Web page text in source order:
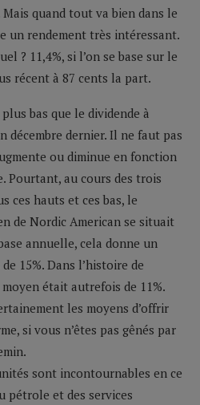
Mais quand tout va bien dans le
un rendement très intéressant.
? 11,4%, si l’on se base sur le
récent à 87 cents la part.
bas que le dividende à
décembre dernier. Il ne faut pas
ou diminue en fonction
Pourtant, au cours des trois
ces hauts et ces bas, le
de Nordic American se situait
annuelle, cela donne un
15%. Dans l’histoire de
était autrefois de 11%.
les moyens d’offrir
si vous n’êtes pas gênés par
sont incontournables en ce
pétrole et des services